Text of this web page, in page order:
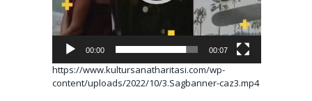
00:00 00:07
https://www.kultursanatharitasi.com/wp-
content/uploads/2022/10/3.Sagbanner-caz3.mp4